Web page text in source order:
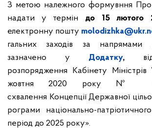
З метою належного формувння
надати у термін до 15 лютого
електронну пошту
гальних заходів за напрямами
зазначено у Додатку,
розпорядження Кабінету
жовтня 2020 року №
схвалення Концепції Державної
рограми національно-
період до 2025 року».